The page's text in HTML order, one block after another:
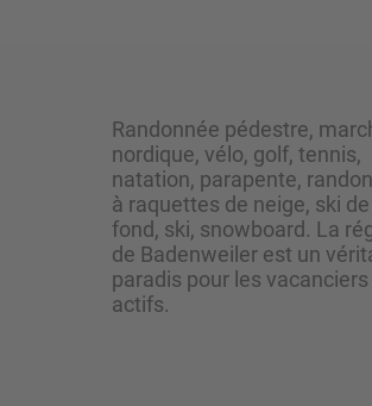
Randonnée pédestre,
nordique, vélo, golf, tennis,
natation, parapente,
à raquettes de neige, ski de
fond, ski, snowboard. La
de Badenweiler est un
paradis pour les vacanciers
actifs.